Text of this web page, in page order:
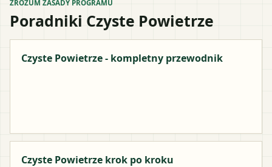
ZROZUM ZASADY PROGRAMU
Poradniki Czyste Powietrze
Czyste Powietrze - kompletny przewodnik
Czyste Powietrze krok po kroku